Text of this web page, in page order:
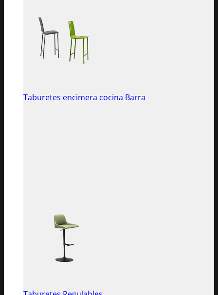
Taburetes encimera cocina Barra